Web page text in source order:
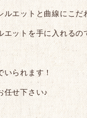
エットと曲線にこだ
エットを手に入れるの
いられます！
任せ下さい♪